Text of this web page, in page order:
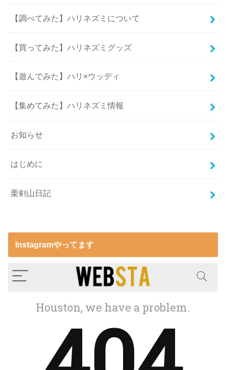
【調べてみた】ハリネズミについて
【買ってみた】ハリネズミグッズ
【遊んでみた】ハリ×ウッディ
【集めてみた】ハリネズミ情報
お知らせ
はじめに
栗剣山日記
Instagramやってます